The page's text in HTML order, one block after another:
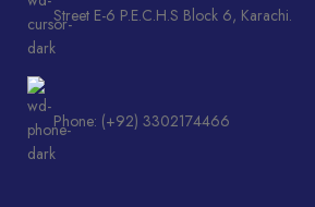
Street E-6 P.E.C.H.S Block 6, Karachi.
Phone: (+92) 3302174466